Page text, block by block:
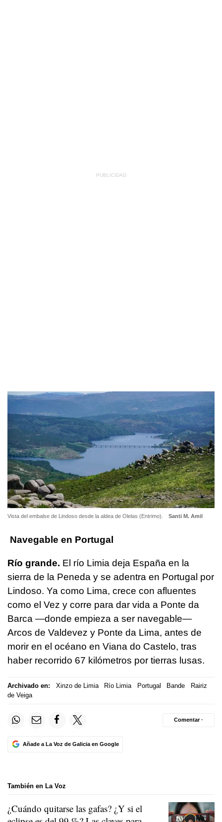
Vista del embalse de Lindoso desde la aldea de Olelas (Entrimo). Santi M. Amil
Navegable en Portugal
Río grande. El río Limia deja España en la
sierra de la Peneda y se adentra en Portugal por
Lindoso. Ya como Lima, crece con afluentes
como el Vez y corre para dar vida a Ponte da
Barca —donde empieza a ser navegable—
Arcos de Valdevez y Ponte da Lima, antes de
morir en el océano en Viana do Castelo, tras
haber recorrido 67 kilómetros por tierras lusas.
Archivado en: Xinzo de Limia Río Limia Portugal Bande
Rairiz
de Veiga
Añade a La Voz de Galicia en Google
Comentar ·
También en La Voz
¿Cuándo quitarse las gafas? ¿Y si el